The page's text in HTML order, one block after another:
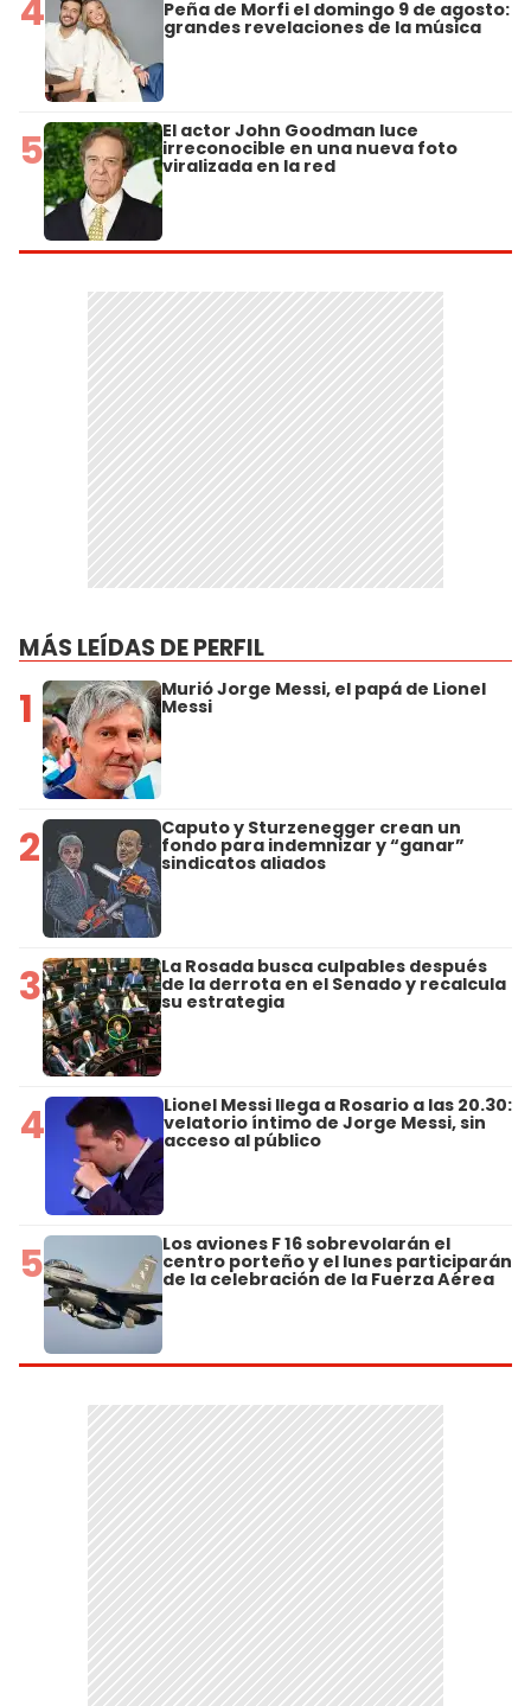
4 Peña de Morfi el domingo 9 de agosto:
grandes revelaciones de la música
5 El actor John Goodman luce
irreconocible en una nueva foto
viralizada en la red
MÁS LEÍDAS DE PERFIL
1 Murió Jorge Messi, el papá de Lionel
Messi
2 Caputo y Sturzenegger crean un
fondo para indemnizar y “ganar”
sindicatos aliados
3 La Rosada busca culpables después
de la derrota en el Senado y recalcula
su estrategia
4 Lionel Messi llega a Rosario a las 20.30:
velatorio íntimo de Jorge Messi, sin
acceso al público
5 Los aviones F 16 sobrevolarán el
centro porteño y el lunes participarán
de la celebración de la Fuerza Aérea